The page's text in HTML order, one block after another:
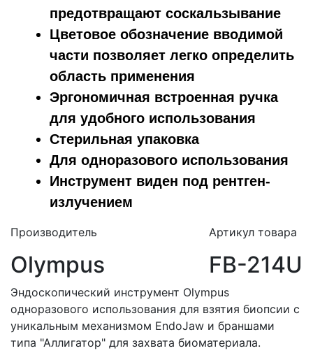
предотвращают соскальзывание
Цветовое обозначение вводимой
части позволяет легко определить
область применения
Эргономичная встроенная ручка
для удобного использования
Стерильная упаковка
Для одноразового использования
Инструмент виден под рентген-
излучением
Производитель
Olympus
Артикул товара
FB-214U
Эндоскопический инструмент Olympus
одноразового использования для взятия биопсии с
уникальным механизмом EndoJaw и браншами
типа "Аллигатор" для захвата биоматериала.